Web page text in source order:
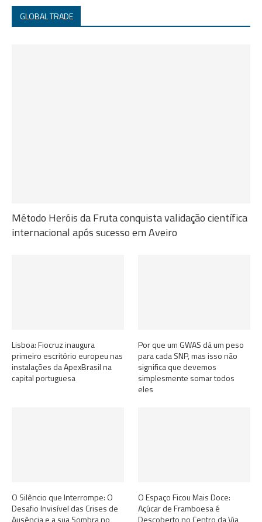
GLOBAL TRADE
Método Heróis da Fruta conquista validação científica
internacional após sucesso em Aveiro
Lisboa: Fiocruz inaugura
primeiro escritório europeu nas
instalações da ApexBrasil na
capital portuguesa
Por que um GWAS dá um peso
para cada SNP, mas isso não
significa que devemos
simplesmente somar todos
eles
O Silêncio que Interrompe: O
Desafio Invisível das Crises de
Ausência e a sua Sombra no
O Espaço Ficou Mais Doce:
Açúcar de Framboesa é
Descoberto no Centro da Via